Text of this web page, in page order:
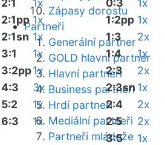
Zápasy dorostu
Partneři
Generální partner
GOLD hlavní partner
Hlavní partneři
Business partneři
Hrdí partneři
Mediální partneři
Partneři mládeže
2:1
1x
2:1pp 1x
2:1sn 1x
3:1
1x
3:2pp1x
4:3
3x
5:2
1x
6:3
1x
0:3
1x
1:2pp 1x
1:3
2x
1:4
1x
2:3
2x
2:3sn 1x
2:4
2x
2:5
2x
3:5
1x